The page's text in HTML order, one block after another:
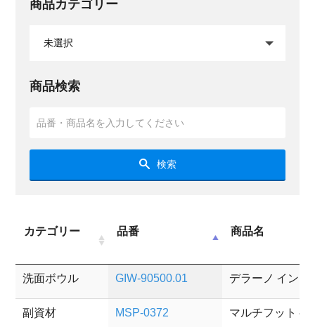
商品カテゴリー
商品検索
検索
カテゴリー 品番 商品名
洗面ボウル GIW-90500.01 デラーノ イン 光
副資材 MSP-0372 マルチフット